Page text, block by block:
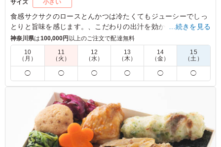
サイズ 小さい
食感サクサクのロースとんかつは冷たくてもジューシーでしっ
とりと旨味を感じます。、こだわりの出汁を効かせたお野菜多
めの副菜も詰めこみました。
※お弁当容器は電子レンジ使用不可です。
4.0
がっつりしているので、男性におすすめのお弁当です。カ
ツはしっかり量が入っており、満足できました。お米にの
ってるこんぶだけでもお米が食べられるくらい十分量はあ
りました！
ご利用シーン： ロケ・撮影›取材
…続きを見る
神奈川県は100,000円 以上のご注文で配達無料
10
（月）
11
（火）
12
（水）
13
（木）
14
（金）
15
（土）
◯ ◯ ◯ ◯ ◯ ◯